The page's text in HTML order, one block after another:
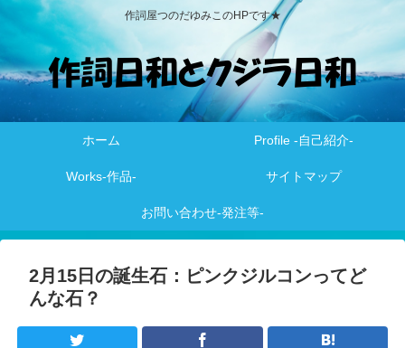
作詞屋つのだゆみこのHPです★
ホーム Profile -自己紹介-
Works-作品- サイトマップ
お問い合わせ-発注等-
2月15日の誕生石：ピンクジルコンってど
んな石？